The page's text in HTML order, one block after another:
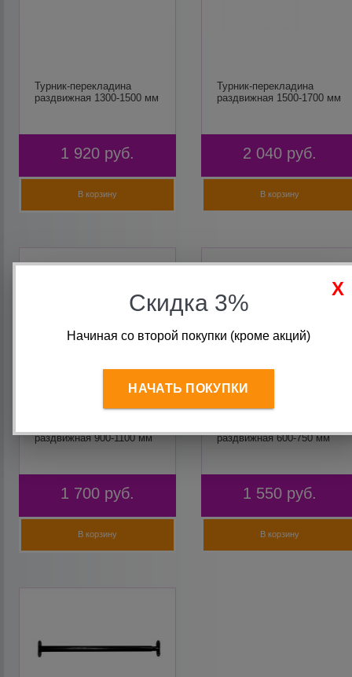
Турник-перекладина
раздвижная 1300-1500 мм
1 920 руб.
В корзину
Турник-перекладина
раздвижная 1500-1700 мм
2 040 руб.
В корзину
раздвижная 900-1100 мм
1 700 руб.
В корзину
раздвижная 600-750 мм
1 550 руб.
В корзину
Скидка 3%
Начиная со второй покупки (кроме акций)
НАЧАТЬ ПОКУПКИ